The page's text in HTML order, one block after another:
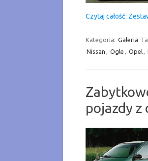
Czytaj całość:
Kategoria: Galeria
Nissan , Ogle , Opel,
pojazdy z